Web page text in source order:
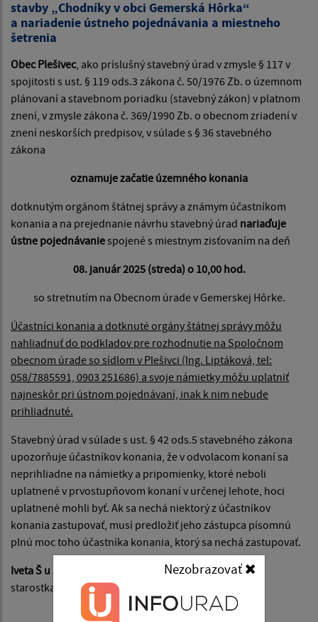
Nezobrazovať
stavby „Chodníky v obci Gemerská Hôrka“
a nariadenie ústneho pojednávania a miestneho
šetrenia
Obec Plešivec, ako príslušný stavebný úrad v zmysle § 117 v
spojitosti s ust. § 119 ods.3 zákona č. 50/1976 Zb. o územnom
plánovaní a stavebnom poriadku (stavebný zákon) v platnom
znení, v zmysle zákona č. 369/1990 Zb. o obecnom zriadení v
znení neskorších predpisov, v súlade s § 36 stavebného
zákona
oznamuje začatie územného konania
dotknutým orgánom štátnej správy a známym účastníkom
konania a na prejednanie návrhu stavebný úrad nariaďuje
ústne pojednávaniespojené s miestnym zisťovaním na deň
08. január 2025 (streda) o 10,00 hod.
so stretnutím na Obecnom úrade v Gemerskej Hôrke.
Účastníci konania a dotknuté orgány štátnej správy môžu
nahliadnuť do podkladov pre rozhodnutie na Spoločnom
obecnom úrade so sídlom v Plešivci (Ing. Liptáková, tel:
058/7885591, 0903 251686) a svoje námietky môžu uplatniť
najneskôr pri ústnom pojednávaní, inak k nim nebude
prihliadnuté.
Stavebný úrad v súlade s ust. § 42 ods.5 stavebného zákona
upozorňuje účastníkov konania, že v odvolacom konaní sa
neprihliadne na námietky a pripomienky, ktoré neboli
uplatnené v prvostupňovom konaní v určenej lehote, hoci
uplatnené mohli byť. Ak sa nechá niektorý z účastníkov
konania zastupovať, musí predložiť jeho zástupca písomnú
plnú moc toho účastníka konania, ktorý sa nechá zastupovať.
Iveta Š u š á n o v á
starostka obce